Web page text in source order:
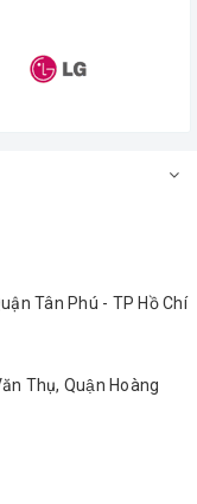
Tân Phú - TP Hồ Chí
Thụ, Quận Hoàng